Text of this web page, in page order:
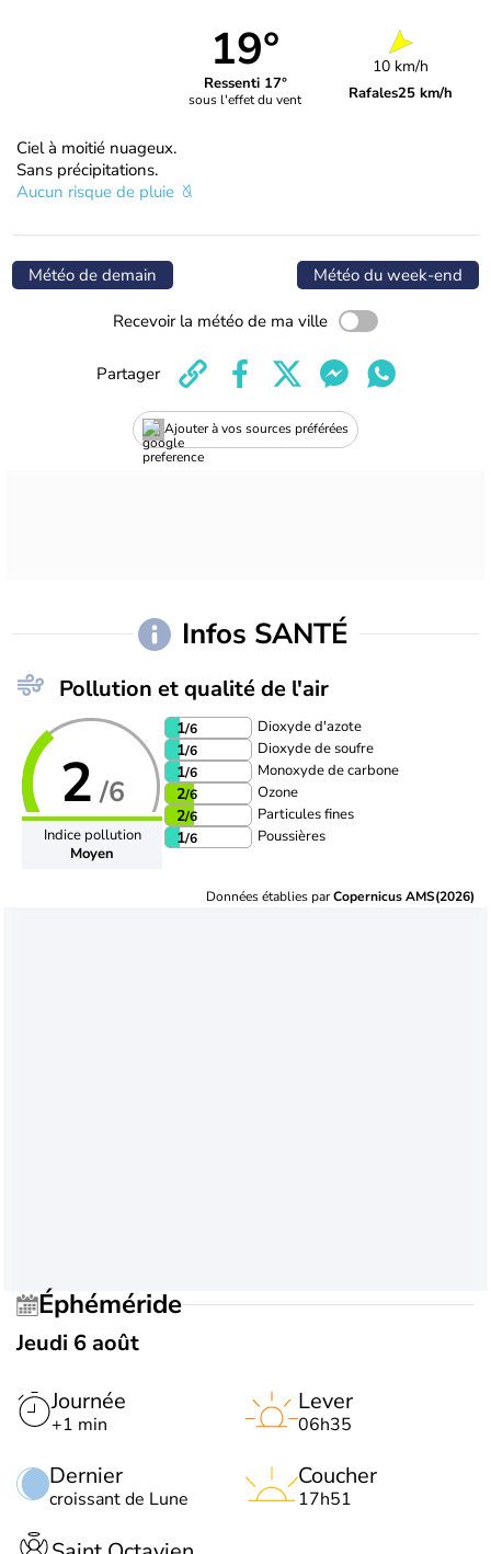
19°
Ressenti 17°
sous l'effet du vent
10 km/h
Rafales25 km/h
Ciel à moitié nuageux.
Sans précipitations.
Aucun risque de pluie
Météo de demain Météo du week-end
Recevoir la météo de ma ville
Ajouter à vos sources préférées
Partager
Infos SANTÉ
Pollution et qualité de l'air
2 /6
Indice pollution
Moyen
1/6 Dioxyde d'azote
1/6 Dioxyde de soufre
1/6 Monoxyde de carbone
2/6 Ozone
2/6 Particules fines
1/6 Poussières
Données établies parCopernicus AMS(2026)
Éphéméride
Jeudi 6 août
Journée
+1 min
Dernier
croissant de Lune
Lever
06h35
Coucher
17h51